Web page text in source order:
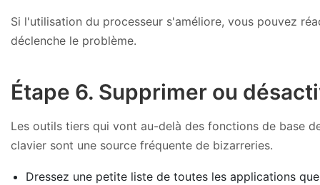
Si l'utilisation du processeur s'améliore, vous pouvez
déclenche le problème.
Étape 6. Supprimer ou
Les outils tiers qui vont au-delà des fonctions de base
clavier sont une source fréquente de bizarreries.
Dressez une petite liste de toutes les applications